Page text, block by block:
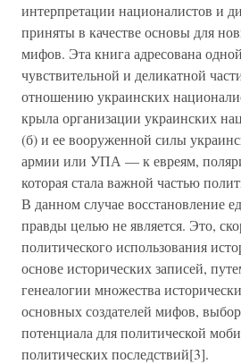
интерпретации националистов и
приняты в качестве основы для
мифов. Эта книга адресована
чувствительной и деликатной
отношению украинских
крыла организации украинских
(б) и ее вооруженной силы
армии или УПА — к евреям,
которая стала важной частью
В данном случае восстановление
правды целью не является. Это,
политического использования
основе исторических записей,
генеалогии множества
основных создателей мифов,
потенциала для политической
политических последствий[3].